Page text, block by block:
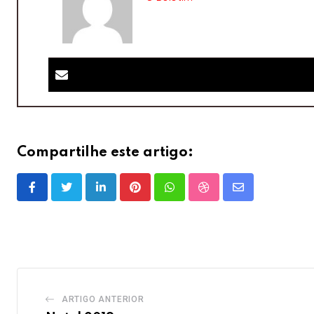
Compartilhe este artigo:
LinkedInPinterestWhatsappStumbleUpon
Share
ARTIGO ANTERIOR